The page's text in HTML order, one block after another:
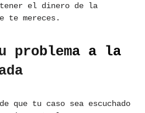
el dinero de la
te mereces.
problema a la
que tu caso sea escuchado